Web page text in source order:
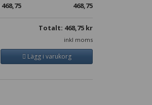
468,75 468,75
Totalt: 468,75 kr
inkl moms
Lägg i varukorg